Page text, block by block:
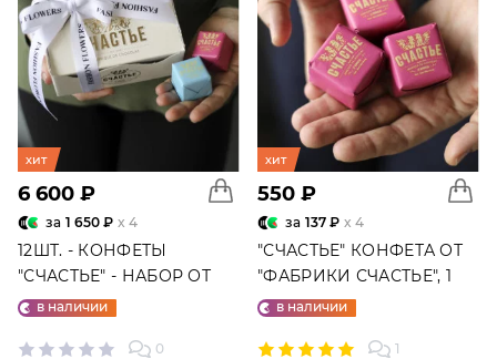
хит
6 600 ₽
за 1 650 ₽ x 4
12ШТ. - КОНФЕТЫ
"СЧАСТЬЕ" - НАБОР ОТ
"ФАБРИКИ СЧАСТЬЕ"
в наличии
0
хит
550 ₽
за 137 ₽ x 4
"СЧАСТЬЕ" КОНФЕТА ОТ
"ФАБРИКИ СЧАСТЬЕ", 1
ШТ.в наличии
1